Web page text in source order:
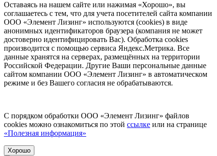
Оставаясь на нашем сайте или нажимая «Хорошо», вы
соглашаетесь с тем, что для учета посетителей сайта компании
ООО «Элемент Лизинг» используются (cookies) в виде
анонимных идентификаторов браузера (компания не может
достоверно идентифицировать Вас). Обработка cookies
производится с помощью сервиса Яндекс.Метрика. Все
данные хранятся на серверах, размещённых на территории
Российской Федерации. Другие Ваши персональные данные
сайтом компании ООО «Элемент Лизинг» в автоматическом
режиме и без Вашего согласия не обрабатываются.
С порядком обработки ООО «Элемент Лизинг» файлов
cookies можно ознакомиться по этой ссылке или на странице
«Полезная информация»
Хорошо